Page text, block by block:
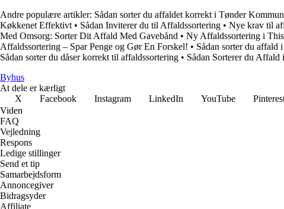
Andre populære artikler: Sådan sorter du affaldet korrekt i Tønder
Køkkenet Effektivt • Sådan Inviterer du til Affaldssortering • Nye krav til
Med Omsorg: Sorter Dit Affald Med Gavebånd • Ny Affaldssortering i
Affaldssortering – Spar Penge og Gør En Forskel! • Sådan sorter du affald
Sådan sorter du dåser korrekt til affaldssortering • Sådan Sorterer du Affald
Byhus
At dele er kærligt
X
Facebook Instagram LinkedIn YouTube
Viden
FAQ
Vejledning
Respons
Ledige stillinger
Send et tip
Samarbejdsform
Annoncegiver
Bidragsyder
Affiliate